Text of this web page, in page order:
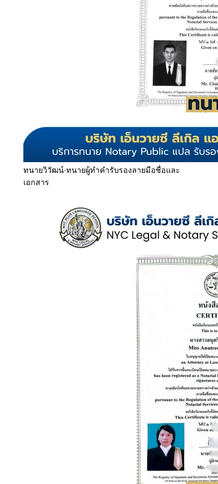
ทนายวิวัฒน์·ทนายผู้ทำคำรับรองลายมือชื่อและ
เอกสาร